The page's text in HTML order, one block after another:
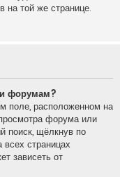
на той же странице.
форумам?
поле, расположенном на
форума или
поиск, щёлкнув по
страницах
зависеть от